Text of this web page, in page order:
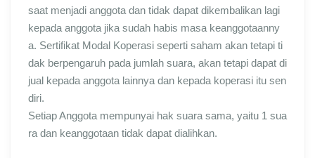
saat menjadi anggota dan tidak dapat dikembalikan lagi
kepada anggota jika sudah habis masa keanggotaanny
a. Sertifikat Modal Koperasi seperti saham akan tetapi ti
dak berpengaruh pada jumlah suara, akan tetapi dapat di
jual kepada anggota lainnya dan kepada koperasi itu sen
diri.
Setiap Anggota mempunyai hak suara sama, yaitu 1 sua
ra dan keanggotaan tidak dapat dialihkan.